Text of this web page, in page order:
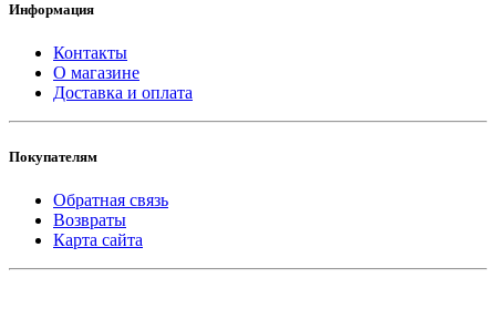
Информация
Контакты
О магазине
Доставка и оплата
Покупателям
Обратная связь
Возвраты
Карта сайта